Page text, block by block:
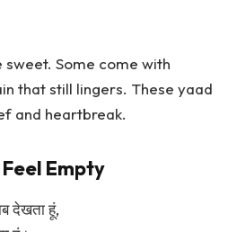
Some come with
that still lingers. These yaad
and heartbreak.
Empty
देखता हूं,